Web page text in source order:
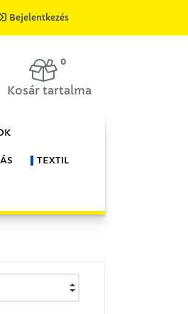
Bejelentkezés
0
Kosár tartalma
TEXTIL